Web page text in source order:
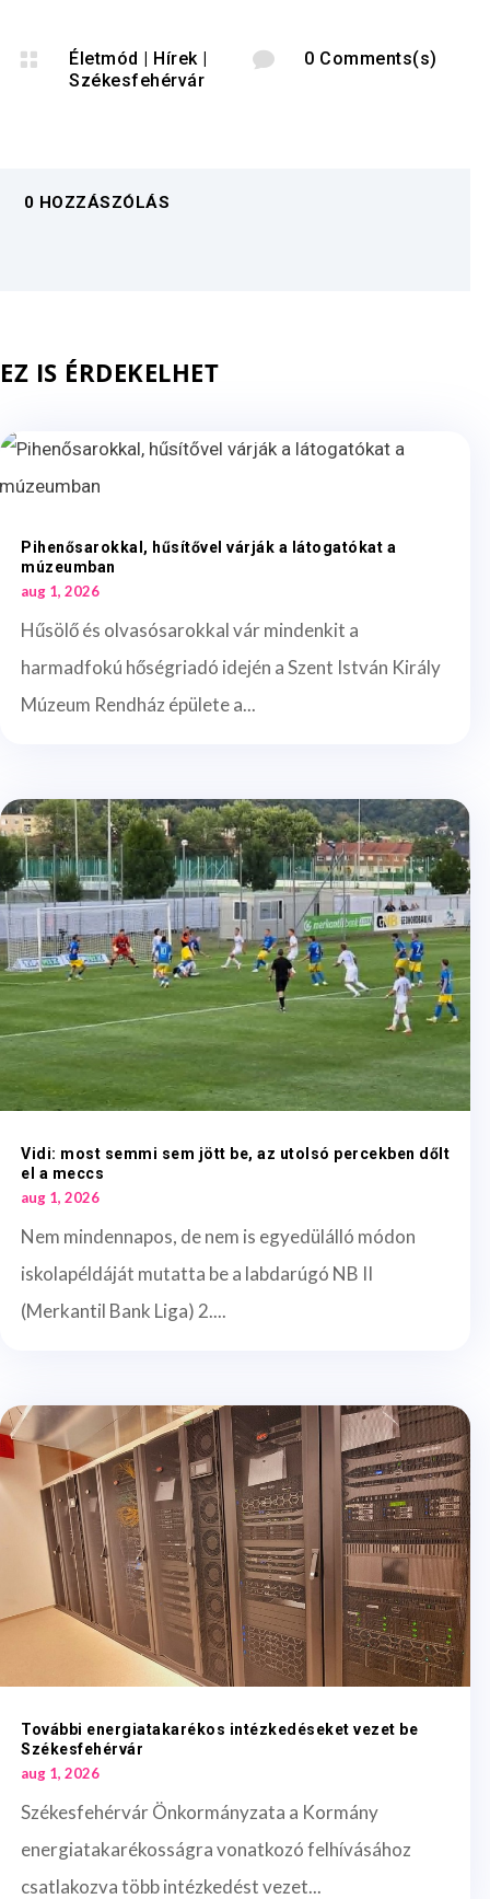
 Életmód Hírek|
Székesfehérvár
 0 Comments(s)
0 HOZZÁSZÓLÁS
EZ IS ÉRDEKELHET
Pihenősarokkal, hűsítővel várják a látogatókat a
múzeumban
aug 1, 2026
Hűsölő és olvasósarokkal vár mindenkit a
harmadfokú hőségriadó idején a Szent István Király
Múzeum Rendház épülete a...
Vidi: most semmi sem jött be, az utolsó percekben dőlt
el a meccs
aug 1, 2026
Nem mindennapos, de nem is egyedülálló módon
iskolapéldáját mutatta be a labdarúgó NB II
(Merkantil Bank Liga) 2....
További energiatakarékos intézkedéseket vezet be
Székesfehérvár
aug 1, 2026
Székesfehérvár Önkormányzata a Kormány
energiatakarékosságra vonatkozó felhívásához
csatlakozva több intézkedést vezet...